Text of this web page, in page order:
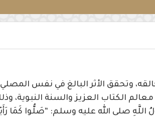
وتحقق الأثر البالغ في نفس
الكتاب العزيز والسنة النبوية،
صلى الله عليه وسلم: “صَلُّوا كَمَا